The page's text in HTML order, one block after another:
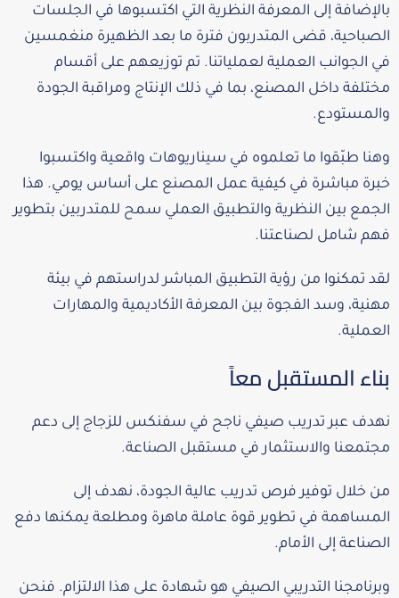
بالإضافة إلى المعرفة النظرية التي اكتسبوها في الجلسات
الصباحية، قضى المتدربون فترة ما بعد الظهيرة منغمسين
في الجوانب العملية لعملياتنا. تم توزيعهم على أقسام
مختلفة داخل المصنع، بما في ذلك الإنتاج ومراقبة الجودة
والمستودع.
وهنا طبّقوا ما تعلموه في سيناريوهات واقعية واكتسبوا
خبرة مباشرة في كيفية عمل المصنع على أساس يومي. هذا
الجمع بين النظرية والتطبيق العملي سمح للمتدربين بتطوير
فهم شامل لصناعتنا.
لقد تمكنوا من رؤية التطبيق المباشر لدراستهم في بيئة
مهنية، وسد الفجوة بين المعرفة الأكاديمية والمهارات
العملية.
بناء المستقبل معاً
نهدف عبر تدريب صيفي ناجح في سفنكس للزجاج إلى دعم
مجتمعنا والاستثمار في مستقبل الصناعة.
من خلال توفير فرص تدريب عالية الجودة، نهدف إلى
المساهمة في تطوير قوة عاملة ماهرة ومطلعة يمكنها دفع
الصناعة إلى الأمام.
وبرنامجنا التدريبي الصيفي هو شهادة على هذا الالتزام. فنحن